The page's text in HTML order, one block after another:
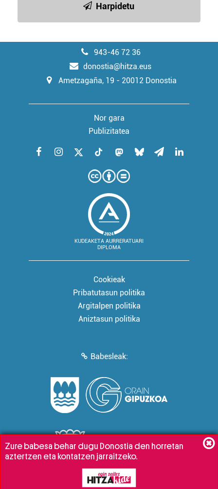
Harpidetu
943-46 72 36
donostia@hitza.eus
Ametzagaña, 19 - 20012 Donostia
Nor gara
Publizitatea
KUDEAKETA AURRERATUARI
DIPLOMA
Cookieak
Pribatutasun politika
Argitalpen politika
Aniztasun politika
Babesleak:
Zure babesa behar dugu Donostia den horretan
aztertzen eta kontatzen jarraitzeko.